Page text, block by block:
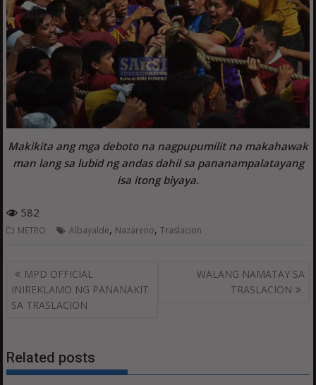
Makikita ang mga deboto na nagpupumilit na makahawak
man lang sa lubid ng andas dahil sa pananampalatayang
isa itong biyaya.
582
METRO Albayalde, Nazareno,Traslacion
Post
navigation
MPD OFFICIAL
INIREKLAMO NG PANANAKIT
SA TRASLACION
WALANG NAMATAY SA
TRASLACION
Related posts